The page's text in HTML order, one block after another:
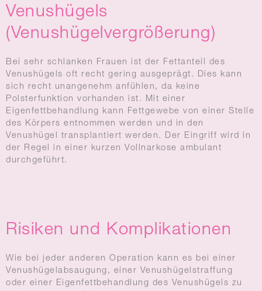
Venushügels
(Venushügelvergrößerung)
Bei sehr schlanken Frauen ist der Fettanteil des
Venushügels oft recht gering ausgeprägt. Dies kann
sich recht unangenehm anfühlen, da keine
Polsterfunktion vorhanden ist. Mit einer
Eigenfettbehandlung kann Fettgewebe von einer Stelle
des Körpers entnommen werden und in den
Venushügel transplantiert werden. Der Eingriff wird in
der Regel in einer kurzen Vollnarkose ambulant
durchgeführt.
Risiken und Komplikationen
Wie bei jeder anderen Operation kann es bei einer
Venushügelabsaugung, einer Venushügelstraffung
oder einer Eigenfettbehandlung des Venushügels zu